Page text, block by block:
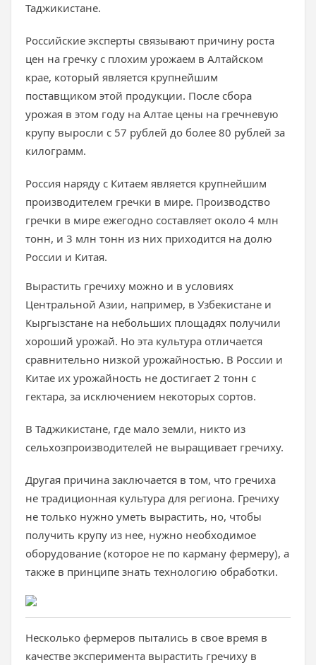
Таджикистане.
Российские эксперты связывают причину роста
цен на гречку с плохим урожаем в Алтайском
крае, который является крупнейшим
поставщиком этой продукции. После сбора
урожая в этом году на Алтае цены на гречневую
крупу выросли с 57 рублей до более 80 рублей за
килограмм.
Россия наряду с Китаем является крупнейшим
производителем гречки в мире. Производство
гречки в мире ежегодно составляет около 4 млн
тонн, и 3 млн тонн из них приходится на долю
России и Китая.
Вырастить гречиху можно и в условиях
Центральной Азии, например, в Узбекистане и
Кыргызстане на небольших площадях получили
хороший урожай. Но эта культура отличается
сравнительно низкой урожайностью. В России и
Китае их урожайность не достигает 2 тонн с
гектара, за исключением некоторых сортов.
В Таджикистане, где мало земли, никто из
сельхозпроизводителей не выращивает гречиху.
Другая причина заключается в том, что гречиха
не традиционная культура для региона. Гречиху
не только нужно уметь вырастить, но, чтобы
получить крупу из нее, нужно необходимое
оборудование (которое не по карману фермеру), а
также в принципе знать технологию обработки.
Несколько фермеров пытались в свое время в
качестве эксперимента вырастить гречиху в